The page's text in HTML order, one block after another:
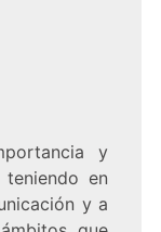
y
en
y a